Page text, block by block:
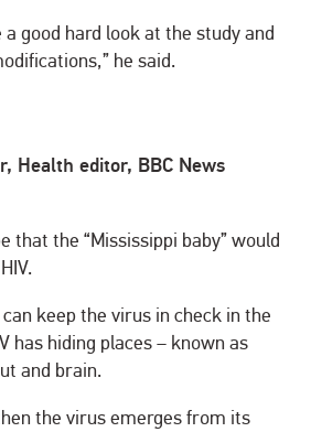
a good hard look at the study and
he said.
Health editor, BBC News
that the “Mississippi baby” would
keep the virus in check in the
has hiding places – known as
and brain.
the virus emerges from its